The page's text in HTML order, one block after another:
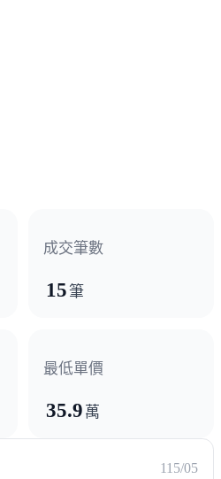
成交筆數
15筆
最低單價
35.9 萬
115/05